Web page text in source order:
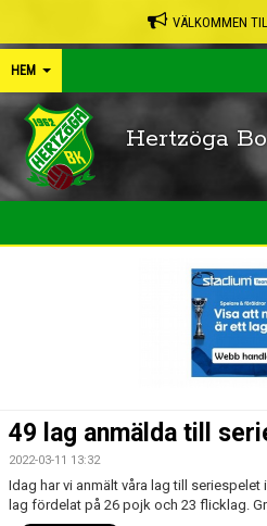
VÄLKOMMEN
HEM
Hertzöga
SHOP
FRISPARKEN
49 lag anmälda till
2022-03-11 13:32
Idag har vi anmält våra lag till seriespelet
lag fördelat på 26 pojk och 23 flicklag.